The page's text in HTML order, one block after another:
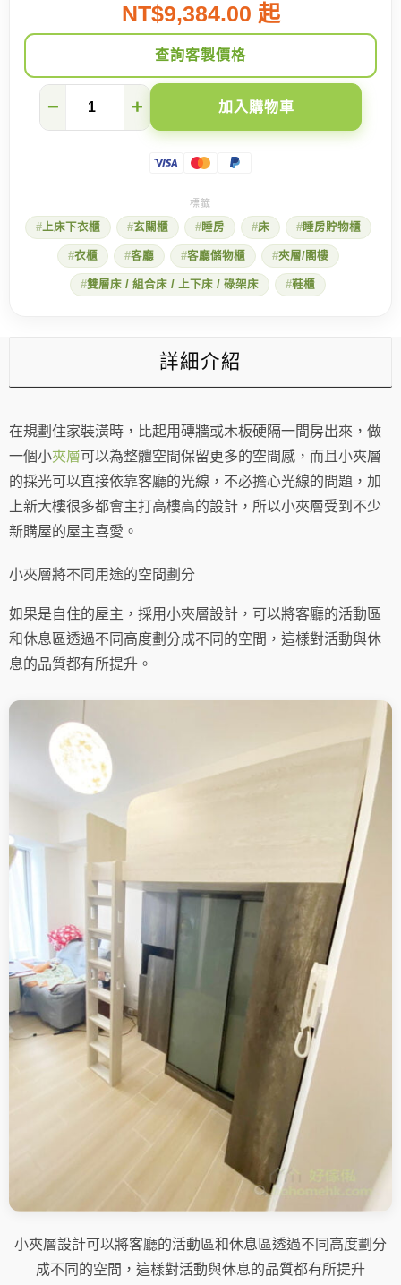
NT$9,384.00 起
查詢客製價格
層
帽
− + 加入購物車
上床下衣櫃 玄關櫃 睡房 床 睡房貯物櫃
衣櫃 客廳 客廳儲物櫃 夾層/閣樓
雙層床 / 組合床 / 上下床 / 碌架床 鞋櫃
詳細介紹
在規劃住家裝潢時，比起用磚牆或木板硬隔一間房出來，做
一個小夾層可以為整體空間保留更多的空間感，而且小夾層
的採光可以直接依靠客廳的光線，不必擔心光線的問題，加
上新大樓很多都會主打高樓高的設計，所以小夾層受到不少
新購屋的屋主喜愛。
小夾層將不同用途的空間劃分
如果是自住的屋主，採用小夾層設計，可以將客廳的活動區
和休息區透過不同高度劃分成不同的空間，這樣對活動與休
息的品質都有所提升。
小夾層設計可以將客廳的活動區和休息區透過不同高度劃分
成不同的空間，這樣對活動與休息的品質都有所提升